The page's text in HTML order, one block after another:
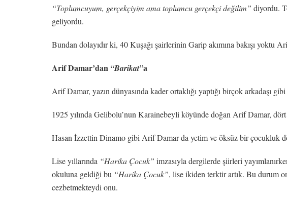
“Toplumcuyum, gerçekçiyim ama toplumcu gerçekçi değilim” diyordu.
geliyordu.
Bundan dolayıdır ki, 40 Kuşağı şairlerinin Garip akımına bakışı
Arif Damar’dan “Barikat”a
Arif Damar, yazın dünyasında kader ortaklığı yaptığı birçok arkadaşı gibi
1925 yılında Gelibolu’nun Karainebeyli köyünde doğan Arif Damar,
Hasan İzzettin Dinamo gibi Arif Damar da yetim ve öksüz bir çocukluk
Lise yıllarında “Harika Çocuk” imzasıyla dergilerde şiirleri
okuluna geldiği bu “Harika Çocuk”, lise ikiden terktir artık. Bu durum
cezbetmekteydi onu.